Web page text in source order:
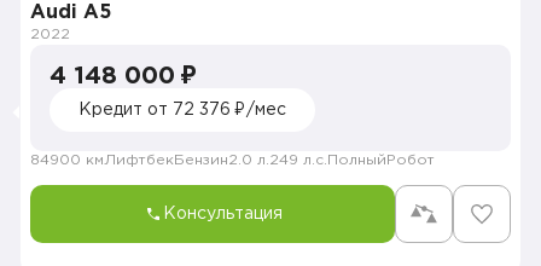
Audi A5
2022
4 148 000 ₽
Кредит от 72 376 ₽/мес
84900 км Лифтбек Бензин2.0 л. 249 л.с. Полный Робот
Консультация